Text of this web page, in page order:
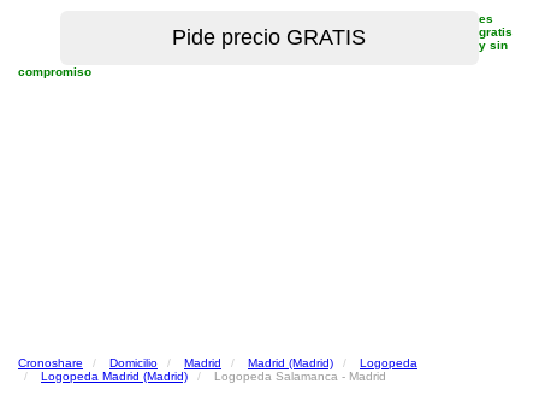
es
gratis
y sin
compromiso
Cronoshare Domicilio Madrid Madrid (Madrid)
Logopeda
Logopeda Madrid (Madrid)
Logopeda Salamanca - Madrid